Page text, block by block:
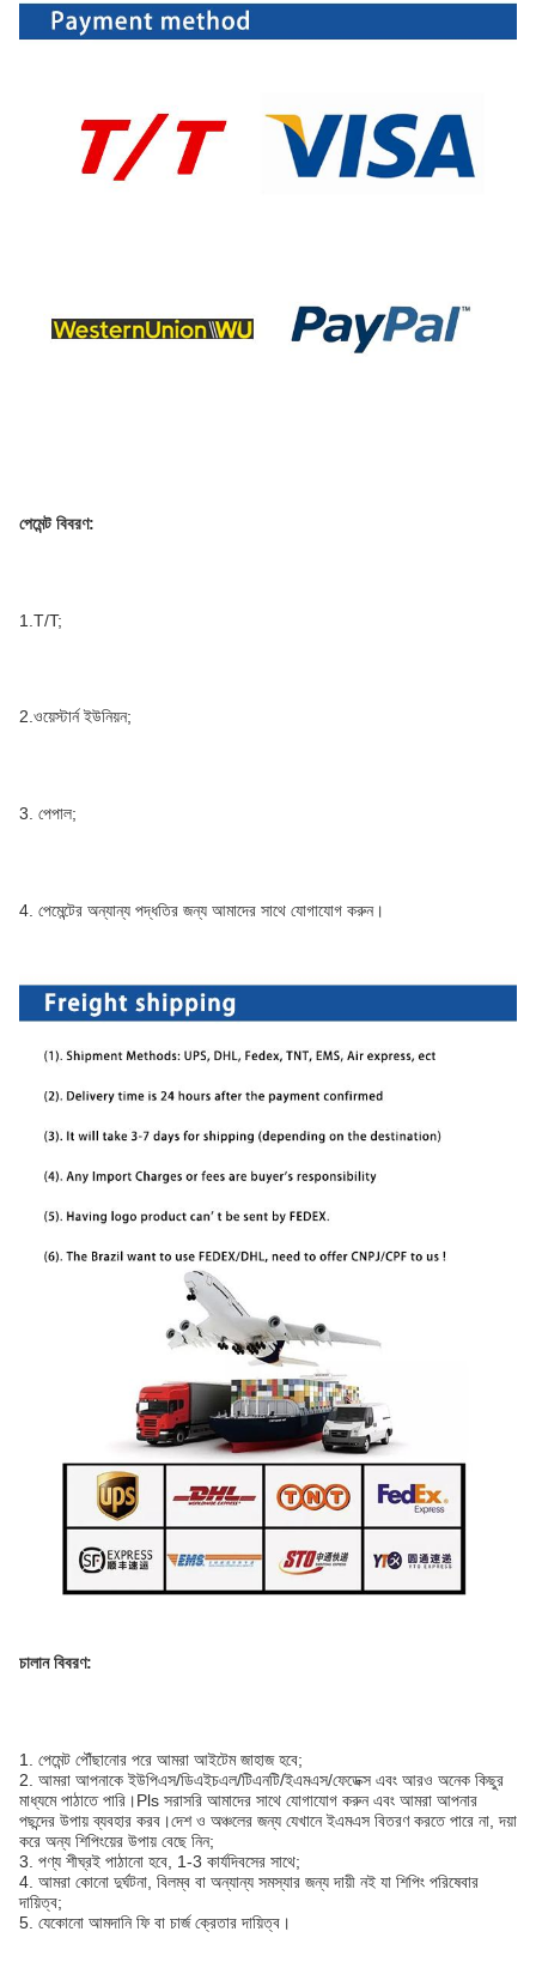
পেমেন্ট বিবরণ:
1.T/T;
2.ওয়েস্টার্ন ইউনিয়ন;
3. পেপাল;
4. পেমেন্টের অন্যান্য পদ্ধতির জন্য আমাদের সাথে যোগাযোগ করুন।
চালান বিবরণ:
1. পেমেন্ট পৌঁছানোর পরে আমরা আইটেম জাহাজ হবে;
2. আমরা আপনাকে ইউপিএস/ডিএইচএল/টিএনটি/ইএমএস/ফেডেক্স এবং আরও অনেক কিছুর
মাধ্যমে পাঠাতে পারি।Pls সরাসরি আমাদের সাথে যোগাযোগ করুন এবং আমরা আপনার
পছন্দের উপায় ব্যবহার করব।দেশ ও অঞ্চলের জন্য যেখানে ইএমএস বিতরণ করতে পারে না, দয়া
করে অন্য শিপিংয়ের উপায় বেছে নিন;
3. পণ্য শীঘ্রই পাঠানো হবে, 1-3 কার্যদিবসের সাথে;
4. আমরা কোনো দুর্ঘটনা, বিলম্ব বা অন্যান্য সমস্যার জন্য দায়ী নই যা শিপিং পরিষেবার
দায়িত্ব;
5. যেকোনো আমদানি ফি বা চার্জ ক্রেতার দায়িত্ব।